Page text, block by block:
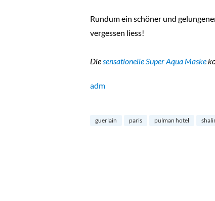
Rundum ein schöner und
vergessen liess!
Diesensationelle Super Aqua Maske
adm
guerlain paris pulman hotel